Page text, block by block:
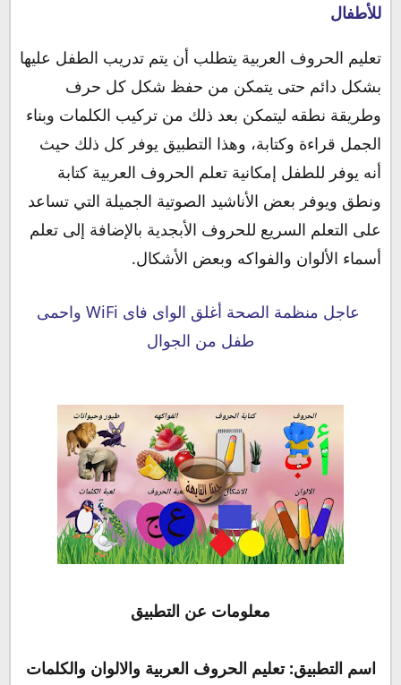
للأطفال
تعليم الحروف العربية يتطلب أن يتم تدريب الطفل عليها
بشكل دائم حتى يتمكن من حفظ شكل كل حرف
وطريقة نطقه ليتمكن بعد ذلك من تركيب الكلمات وبناء
الجمل قراءة وكتابة، وهذا التطبيق يوفر كل ذلك حيث
أنه يوفر للطفل إمكانية تعلم الحروف العربية كتابة
ونطق ويوفر بعض الأناشيد الصوتية الجميلة التي تساعد
على التعلم السريع للحروف الأبجدية بالإضافة إلى تعلم
أسماء الألوان والفواكه وبعض الأشكال.
عاجل منظمة الصحة أغلق الواى فاى WiFi واحمى
طفل من الجوال
معلومات عن التطبيق
اسم التطبيق: تعليم الحروف العربية والالوان والكلمات